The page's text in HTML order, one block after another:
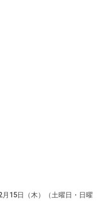
15日（木）（土曜日・日曜